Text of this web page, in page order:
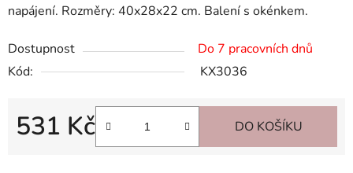
napájení. Rozměry: 40x28x22 cm. Balení s okénkem.
Dostupnost
Do 7 pracovních dnů
Kód:
KX3036
531 Kč DO KOŠÍKU